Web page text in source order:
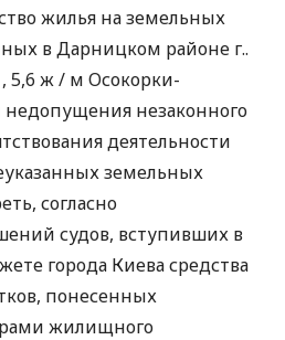
жилья на земельных
в Дарницком районе г..
5,6 ж / м Осокорки-
незаконного
деятельности
земельных
согласно
судов, вступивших в
города Киева средства
понесенных
жилищного